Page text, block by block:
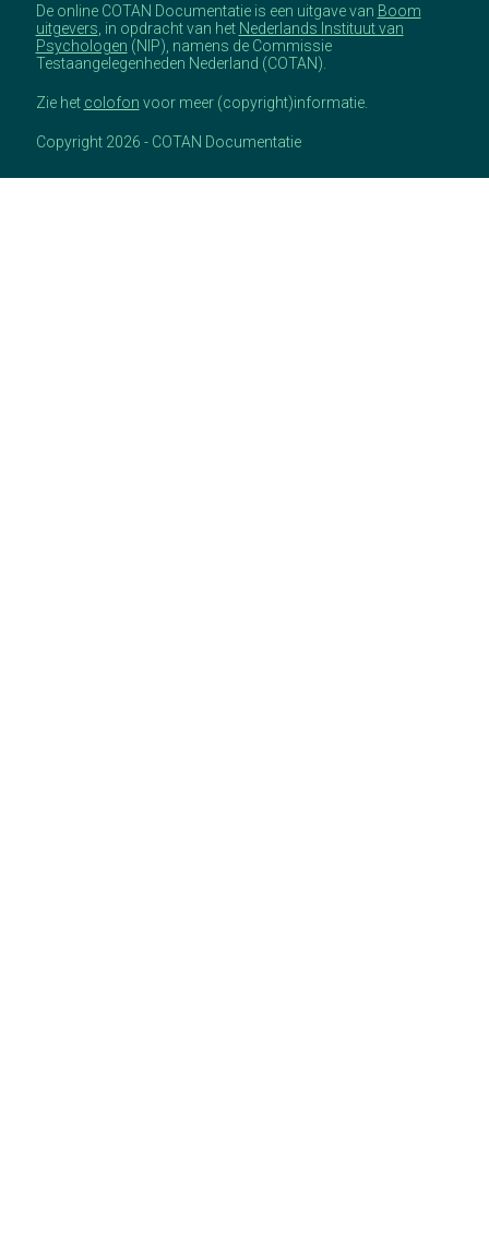
De online COTAN Documentatie is een uitgave van Boom
uitgevers , in opdracht van het Nederlands Instituut van
Psychologen (NIP), namens de Commissie
Testaangelegenheden Nederland (COTAN).
Zie het colofon voor meer (copyright)informatie.
Copyright 2026 - COTAN Documentatie